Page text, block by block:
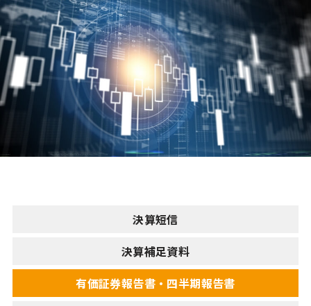
決算短信
決算補足資料
有価証券報告書・四半期報告書